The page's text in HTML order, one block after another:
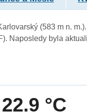
(583 m n.
Naposledy byla
22.9 °C